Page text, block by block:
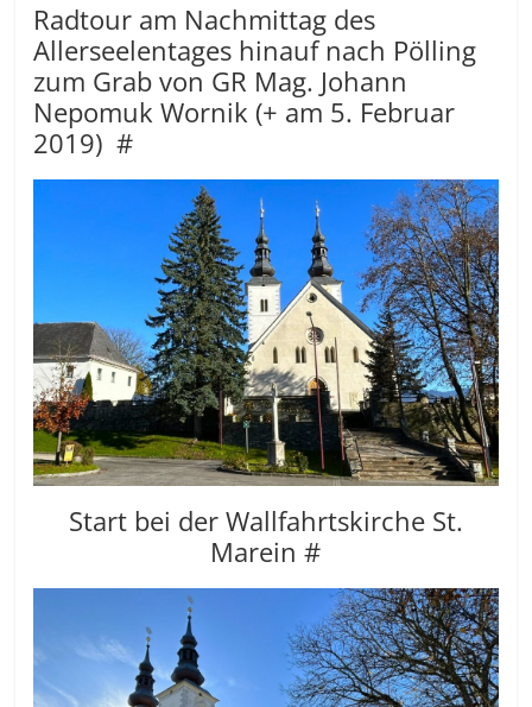
Radtour am Nachmittag des
Allerseelentages hinauf nach Pölling
zum Grab von GR Mag. Johann
Nepomuk Wornik (+ am 5. Februar
2019) #
Start bei der Wallfahrtskirche St.
Marein #